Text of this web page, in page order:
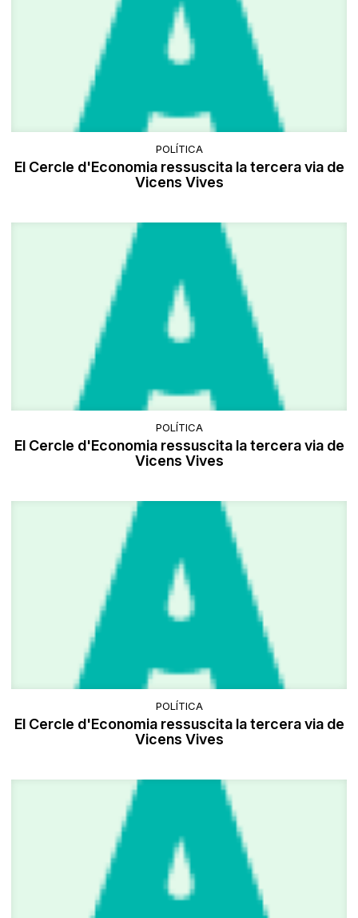
POLÍTICA
El Cercle d'Economia ressuscita la tercera via de
Vicens Vives
POLÍTICA
El Cercle d'Economia ressuscita la tercera via de
Vicens Vives
POLÍTICA
El Cercle d'Economia ressuscita la tercera via de
Vicens Vives